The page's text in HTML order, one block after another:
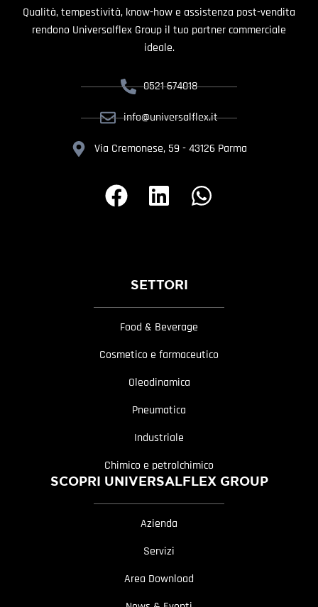
Qualità, tempestività, know-how e assistenza post-vendita
rendono Universalflex Group il tuo partner commerciale
ideale.
0521 674018
info@universalflex.it
Via Cremonese, 59 - 43126 Parma
SETTORI
Food & Beverage
Cosmetico e farmaceutico
Oleodinamica
Pneumatica
Industriale
Chimico e petrolchimico
SCOPRI UNIVERSALFLEX GROUP
Azienda
Servizi
Area Download